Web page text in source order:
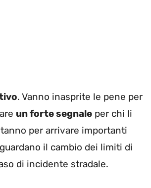
. Vanno inasprite le pene per
un forte segnale per chi li
per arrivare importanti
il cambio dei limiti di
di incidente stradale.